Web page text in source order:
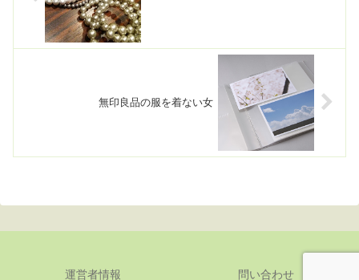
無印良品の服を着ない女
運営者情報 問い合わせ